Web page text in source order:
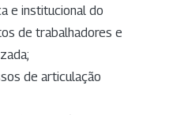
e institucional do
de trabalhadores e
de articulação